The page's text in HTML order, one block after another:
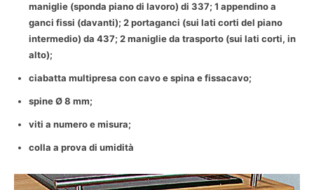
maniglie (sponda piano di lavoro) di 337; 1 appendino a
ganci fissi (davanti); 2 portaganci (sui lati corti del piano
intermedio) da 437; 2 maniglie da trasporto (sui lati corti, in
alto);
ciabatta multipresa con cavo e spina e fissacavo;
spine Ø 8 mm;
viti a numero e misura;
colla a prova di umidità